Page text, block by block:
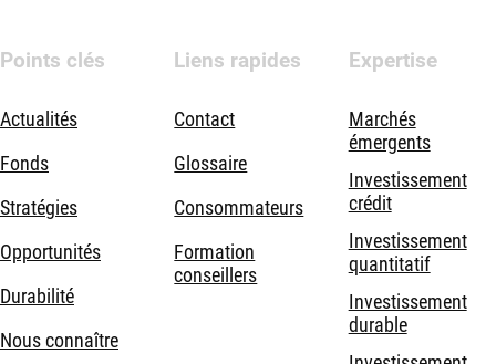
Points clés
Actualités
Fonds
Stratégies
Opportunités
Durabilité
Nous connaître
Liens rapides
Contact
Glossaire
Consommateurs
Formation
conseillers
Expertise
Marchés
émergents
Investissement
crédit
Investissement
quantitatif
Investissement
durable